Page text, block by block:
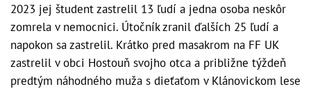
2023 jej študent zastrelil 13 ľudí a jedna osoba neskôr
zomrela v nemocnici. Útočník zranil ďalších 25 ľudí a
napokon sa zastrelil. Krátko pred masakrom na FF UK
zastrelil v obci Hostouň svojho otca a približne týždeň
predtým náhodného muža s dieťaťom v Klánovickom lese